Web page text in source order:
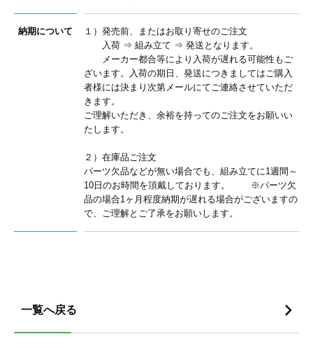
納期について
１）発売前、またはお取り寄せのご注文
入荷 ⇒ 組み立て ⇒ 発送となります。
メーカー都合等により入荷が遅れる可能性もご
ざいます。入荷の期日、発送につきましてはご購入
者様には決まり次第メールにてご連絡させていただ
きます。
ご理解いただき、余裕を持ってのご注文をお願いい
たします。
２）在庫品ご注文
パーツ欠品などが無い場合でも、組み立てに1週間～
10日のお時間を頂戴しております。 ※パーツ欠
品の場合1ヶ月程度納期が遅れる場合がございますの
で、ご理解とご了承をお願いします。
一覧へ戻る